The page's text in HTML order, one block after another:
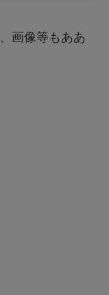
画像等もああ